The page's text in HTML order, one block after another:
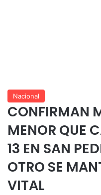
Nacional
CONFIRMAN
MENOR QUE
13 EN SAN
OTRO SE
VITAL